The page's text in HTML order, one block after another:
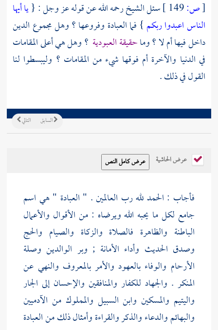
[ص: سئل الشيخ رحمه الله عن قوله عز وجل : {يا أيها
الناس اعبدوا ربكم } فما العبادة وفروعها ؟ وهل مجموع الدين
داخل فيها أم لا ؟ وماحقيقة العبودية ؟ وهل هي أعلى المقامات
في الدنيا والآخرة أم فوقها شيء من المقامات ؟ وليبسطوا لنا
القول في ذلك .
التالي السابق
عرض الحاشية
فأجاب : الحمد لله رب العالمين . " العبادة " هي اسم
جامع لكل ما يحبه الله ويرضاه : من الأقوال والأعمال
الباطنة والظاهرة فالصلاة والزكاة والصيام والحج
وصدق الحديث وأداء الأمانة ; وبر الوالدين وصلة
الأرحام والوفاء بالعهود والأمر بالمعروف والنهي عن
المنكر . والجهاد للكفار والمنافقين والإحسان إلى الجار
واليتيم والمسكين وابن السبيل والمملوك من الآدميين
والبهائم والدعاء والذكر والقراءة وأمثال ذلك من العبادة